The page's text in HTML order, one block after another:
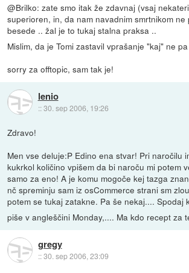
@Brilko: zate smo itak že zdavnaj (vsaj
superioren, in, da nam navadnim smrtnikom ne
besede .. žal je to tukaj stalna praksa ..
Mislim, da je Tomi zastavil vprašanje "kaj" ne
sorry za offtopic, sam tak je!
lenio
::30. sep 2006, 19:26
Zdravo!
Men vse deluje:P Edino ena stvar! Pri naročilu
kukrkol količino vpišem da bi naroču mi potem
samo za eno! A je komu mogoče kej tazga
nč spreminju sam iz osCommerce strani sm
potem se tukaj zatakne. Pa še nekaj.... Spodaj
piše v angleščini Monday,.... Ma kdo recept za
gregy
::30. sep 2006, 23:09